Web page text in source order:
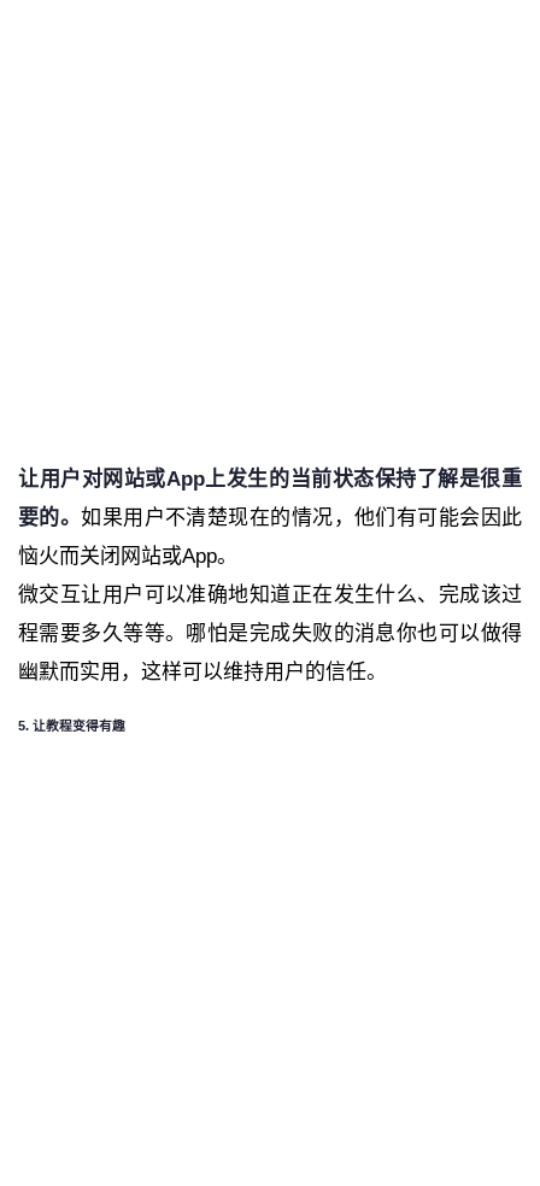
让用户对网站或App上发生的当前状态保持了解是很重
要的。如果用户不清楚现在的情况，他们有可能会因此
恼火而关闭网站或App。
微交互让用户可以准确地知道正在发生什么、完成该过
程需要多久等等。哪怕是完成失败的消息你也可以做得
幽默而实用，这样可以维持用户的信任。
5. 让教程变得有趣